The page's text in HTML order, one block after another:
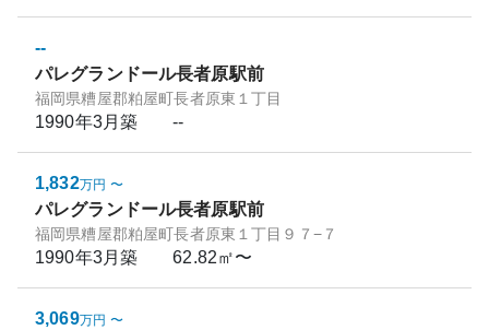
--
パレグランドール長者原駅前
福岡県糟屋郡粕屋町長者原東１丁目
1990年3月築 --
1,832万円 〜
パレグランドール長者原駅前
福岡県糟屋郡粕屋町長者原東１丁目９７−７
1990年3月築 62.82㎡〜
3,069万円 〜